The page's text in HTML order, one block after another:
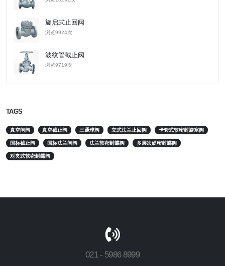
旋启式止回阀
浏览9924次
波纹管截止阀
浏览9719次
TAGS
真空闸阀 真空截止阀 三通球阀 立式法兰止回阀 卡套式软密封旋塞阀
国标截止阀 国标法兰闸阀 法兰软密封蝶阀 多层次硬密封蝶阀
对夹式软密封蝶阀
021 - 5986 8999